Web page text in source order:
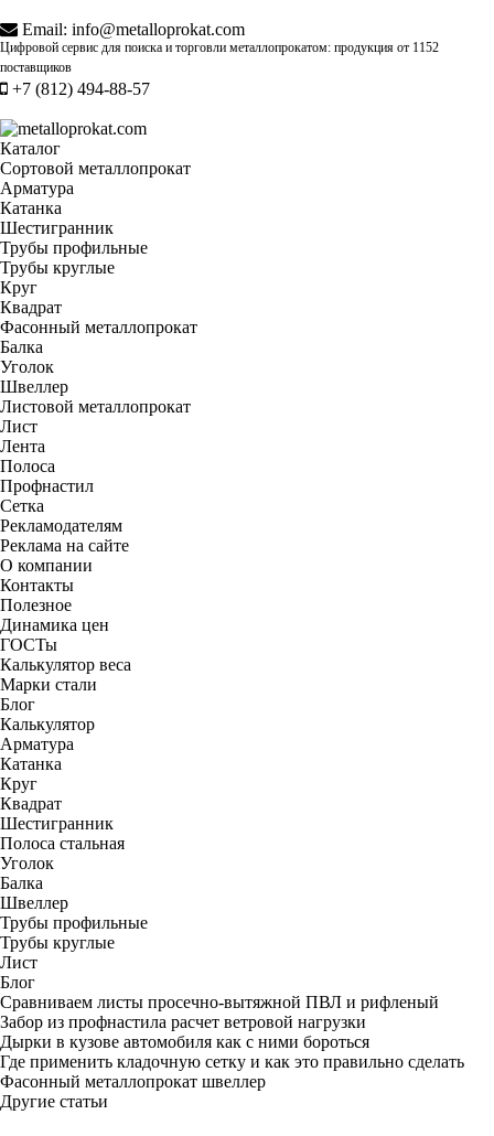
Email: info@metalloprokat.com
Цифровой сервис для поиска и торговли металлопрокатом: продукция от 1152
поставщиков
+7 (812) 494-88-57
Каталог
Сортовой металлопрокат
Арматура
Катанка
Шестигранник
Трубы профильные
Трубы круглые
Круг
Квадрат
Фасонный металлопрокат
Балка
Уголок
Швеллер
Листовой металлопрокат
Лист
Лента
Полоса
Профнастил
Сетка
Рекламодателям
Реклама на сайте
О компании
Контакты
Полезное
Динамика цен
ГОСТы
Калькулятор веса
Марки стали
Блог
Калькулятор
Арматура
Катанка
Круг
Квадрат
Шестигранник
Полоса стальная
Уголок
Балка
Швеллер
Трубы профильные
Трубы круглые
Лист
Блог
Сравниваем листы просечно-вытяжной ПВЛ и рифленый
Забор из профнастила расчет ветровой нагрузки
Дырки в кузове автомобиля как с ними бороться
Где применить кладочную сетку и как это правильно сделать
Фасонный металлопрокат швеллер
Другие статьи